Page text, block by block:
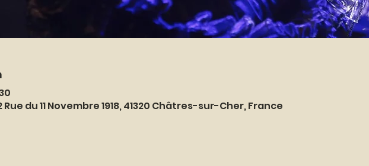
Rue du 11 Novembre 1918, 41320 Châtres-sur-Cher, France